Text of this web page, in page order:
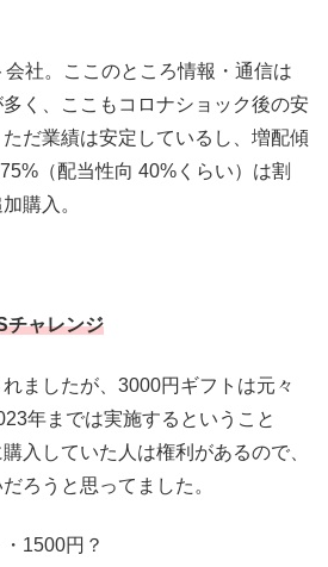
社。ここのところ情報・通信は
く、ここもコロナショック後の安
だ業績は安定しているし、増配傾
（配当性向 40%くらい）は割
購入。
チャレンジ
ましたが、3000円ギフトは元々
年までは実施するということ
入していた人は権利があるので、
ろうと思ってました。
1500円？